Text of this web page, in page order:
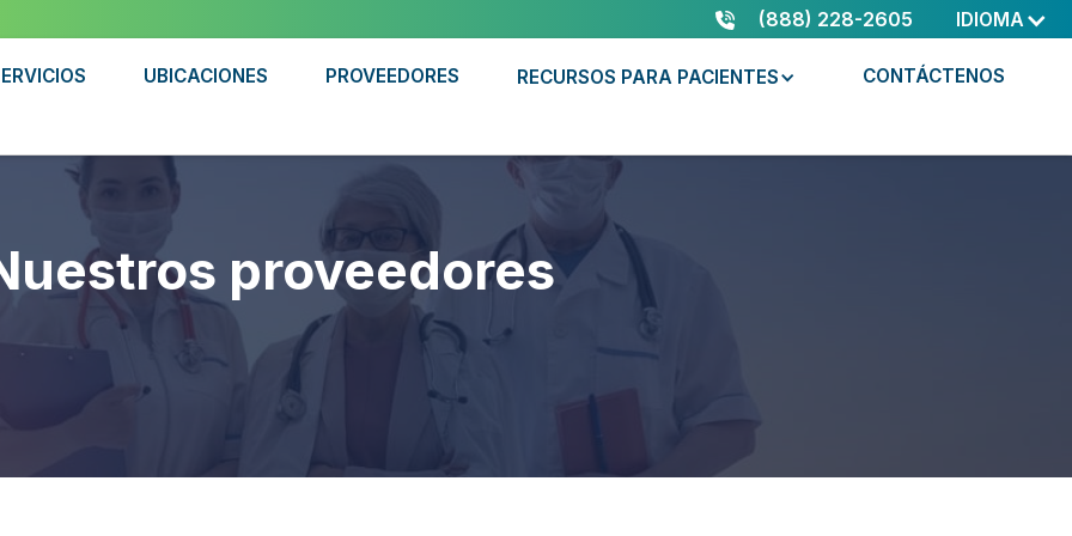
(888) 228-2605 IDIOMA
UBICACIONES PROVEEDORES RECURSOS PARA PACIENTES CONTÁCTENOS
proveedores